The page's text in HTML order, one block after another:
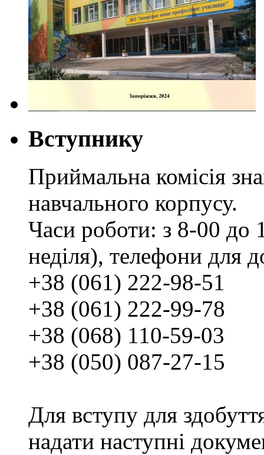
Вступнику
Приймальна комісія
навчального корпусу.
Часи роботи: з 8-00 до
неділя), телефони для
+38 (061) 222-98-51
+38 (061) 222-99-78
+38 (068) 110-59-03
+38 (050) 087-27-15
Для вступу для
надати наступні